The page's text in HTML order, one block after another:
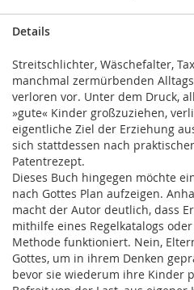
Details
Streitschlichter, Wäschefalter,
manchmal zermürbenden
verloren vor. Unter dem Druck,
»gute« Kinder großzuziehen,
eigentliche Ziel der Erziehung
sich stattdessen nach
Patentrezept.
Dieses Buch hingegen möchte
nach Gottes Plan aufzeigen.
macht der Autor deutlich, dass
mithilfe eines Regelkatalogs
Methode funktioniert. Nein,
Gottes, um in ihrem Denken
bevor sie wiederum ihre Kinder